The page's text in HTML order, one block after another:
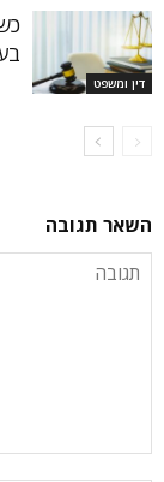
דין ומשפט
השאר תגובה